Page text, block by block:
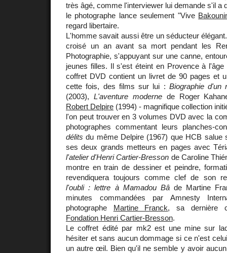
très âgé, comme l'interviewer lui demande s'il a
le photographe lance seulement "Vive
regard libertaire.
L'homme savait aussi être un séducteur
croisé un an avant sa mort pendant les
Photographie, s'appuyant sur une canne,
jeunes filles. Il s'est éteint en Provence à
coffret DVD contient un livret de 90 pages et
cette fois, des films sur lui : Biographie d'un
(2003), L'aventure modernede Roger
Robert Delpire (1994) - magnifique collection
l'on peut trouver en 3 volumes DVD avec la
photographes commentant leurs planches-
délits du même Delpire (1967) que HCB salue
ses deux grands metteurs en pages avec
l'atelier d'Henri Cartier-Bresson de Caroline
montre en train de dessiner et peindre,
revendiquera toujours comme clef de son
l'oubli : lettre à Mamadou Bâde Martine
minutes commandées par Amnesty
photographe Martine Franck, sa dernière
Fondation Henri Cartier-Bresson.
Le coffret édité par mk2 est une mine sur
hésiter et sans aucun dommage si ce n'est
un autre œil. Bien qu'il ne semble y avoir